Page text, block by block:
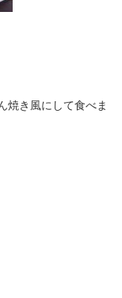
焼き風にして食べま